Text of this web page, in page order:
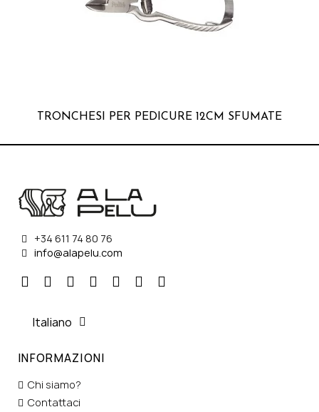
TRONCHESI PER PEDICURE 14 CM
+34 611 74 80 76
info@alapelu.com
Italiano
INFORMAZIONI
Chi siamo?
Contattaci